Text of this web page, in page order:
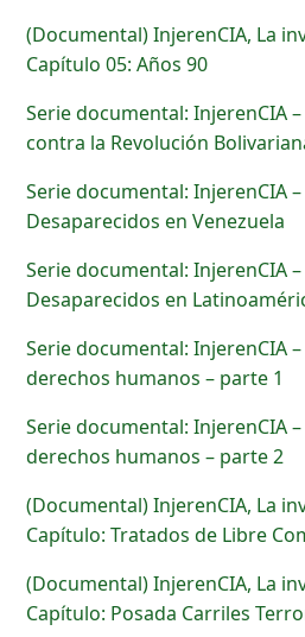
(Documental) InjerenCIA, La
Capítulo 05: Años 90
Serie documental: InjerenCIA
contra la Revolución
Serie documental: InjerenCIA
Desaparecidos en Venezuela
Serie documental: InjerenCIA
Desaparecidos en
Serie documental: InjerenCIA
derechos humanos – parte 1
Serie documental: InjerenCIA
derechos humanos – parte 2
(Documental) InjerenCIA, La
Capítulo: Tratados de Libre
(Documental) InjerenCIA, La
Capítulo: Posada Carriles